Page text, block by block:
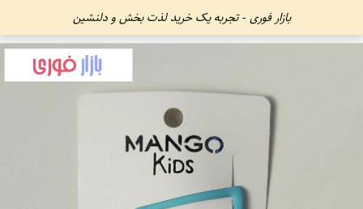
بازار فوری - تجربه یک خرید لذت بخش و دلنشین